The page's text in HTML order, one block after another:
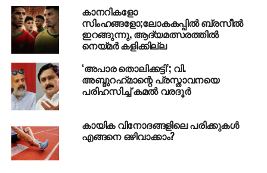
കാനറികളോ
സിംഹങ്ങളോ;ലോകകപ്പിൽ ബ്രസീൽ
ഇറങ്ങുന്നു, ആദ്യമത്സരത്തിൽ
നെയ്‌മർ കളിക്കില്ല
‘അപാര തൊലിക്കട്ടി’; വി.
അബ്ദുറഹ്‌മാന്റെ പ്രസ്താവനയെ
പരിഹസിച്ച് കമല്‍ വരദൂര്‍
കായിക വിനോദങ്ങളിലെ പരിക്കുകൾ
എങ്ങനെ ഒഴിവാക്കാം?